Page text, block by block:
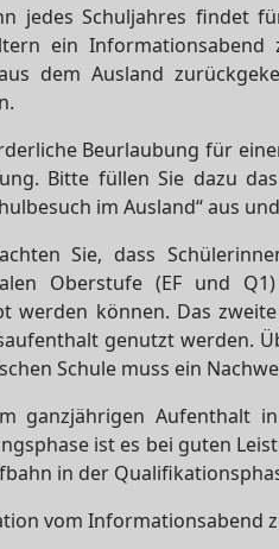
jedes Schuljahres findet
ein Informationsabend
dem Ausland
Beurlaubung für
Bitte füllen Sie dazu
im Ausland“ aus
Sie, dass
Oberstufe (EF und
werden können. Das
genutzt werden.
Schule muss ein
ganzjährigen Aufenthalt
ist es bei guten
in der
vom Informationsabend